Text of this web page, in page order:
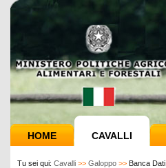
HOME CAVALLI
Tu sei qui: Cavalli >> Galoppo >> Banca Dati